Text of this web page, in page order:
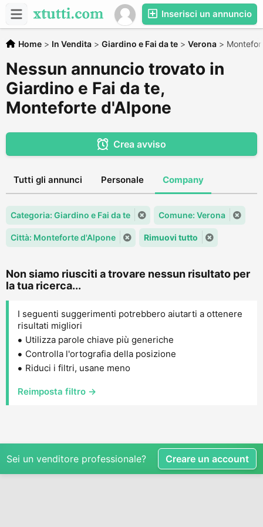
Inserisci un annuncio
Home > In Vendita > Giardino e Fai da te > Verona >
Nessun annuncio trovato in
Giardino e Fai da te,
Monteforte d'Alpone
Crea avviso
Tutti gli annunci Personale Company
Categoria: Giardino e Fai da te Comune: Verona
Città: Monteforte d'Alpone Rimuovi tutto
Non siamo riusciti a trovare nessun risultato per
la tua ricerca...
I seguenti suggerimenti potrebbero aiutarti a ottenere
risultati migliori
Utilizza parole chiave più generiche
Controlla l'ortografia della posizione
Riduci i filtri, usane meno
Reimposta filtro →
Sei un venditore professionale? Creare un account